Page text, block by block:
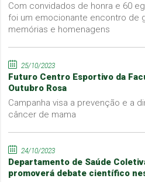
Com convidados de honra e 60
foi um emocionante encontro de
memórias e homenagens
25/10/2023
Futuro Centro Esportivo da
Outubro Rosa
Campanha visa a prevenção e a
câncer de mama
24/10/2023
Departamento de Saúde
promoverá debate científico